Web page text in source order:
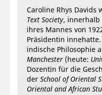
Caroline Rhys
Text Society, innerhalb
ihres Mannes von
Präsidentin
indische Philosophie
Manchester (heute:
Dozentin für die
der School of Oriental
Oriental and African